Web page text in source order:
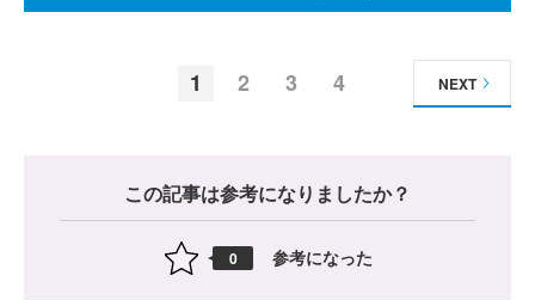
1 2 3 4 NEXT
この記事は参考になりましたか？
0 参考になった